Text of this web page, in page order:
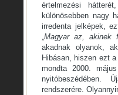
értelmezési
különösebben nagy
irredenta jelképek,
„Magyar az, akinek
akadnak olyanok,
Hibásan, hiszen ezt
mondta 2000.
nyitóbeszédében.
rendszerére.